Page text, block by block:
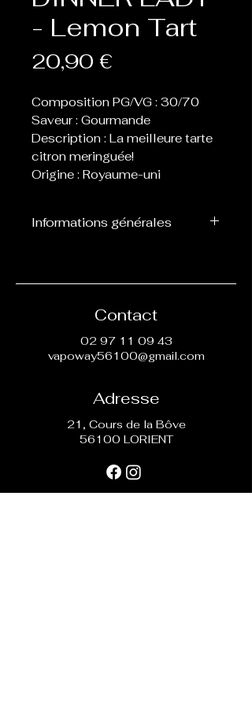
- Lemon Tart
20,90 €
Composition PG/VG : 30/70
Saveur : Gourmande
Description : La meilleure tarte
citron meringuée!
Origine : Royaume-uni
Informations générales
2 boosters afin de les
Contact
02 97 11 09 43
vapoway56100@gmail.com
Adresse
21, Cours de la Bôve
56100 LORIENT